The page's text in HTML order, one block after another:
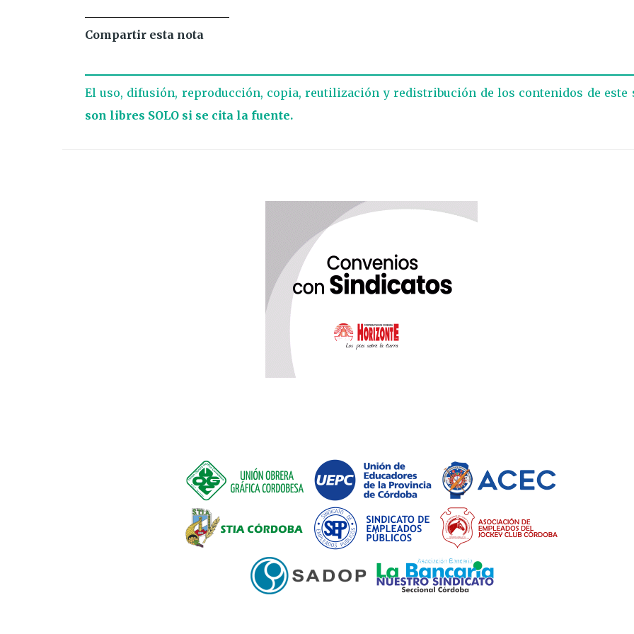
Compartir esta nota
El uso, difusión, reproducción, copia, reutilización y redistribución de los contenidos de este
son libres SOLO si se cita la fuente.